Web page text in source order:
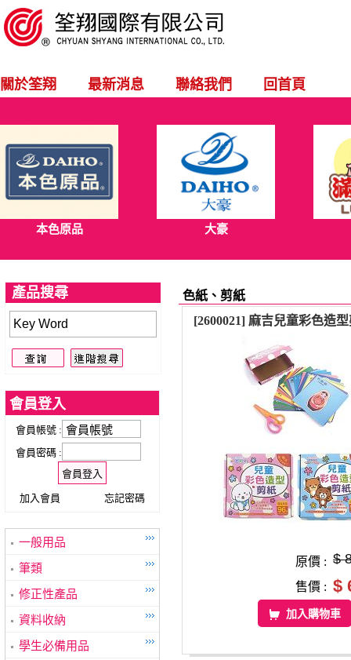
關於筌翔 最新消息 聯絡我們 回首頁
本色原品 大豪
產品搜尋
會員登入
會員帳號 :
會員密碼 :
加入會員 忘記密碼
一般用品
筆類
修正性產品
資料收納
學生必備用品
色紙、剪紙
[2600021] 麻吉兒童彩色造
原價 : $
售價 : $
加入購物車